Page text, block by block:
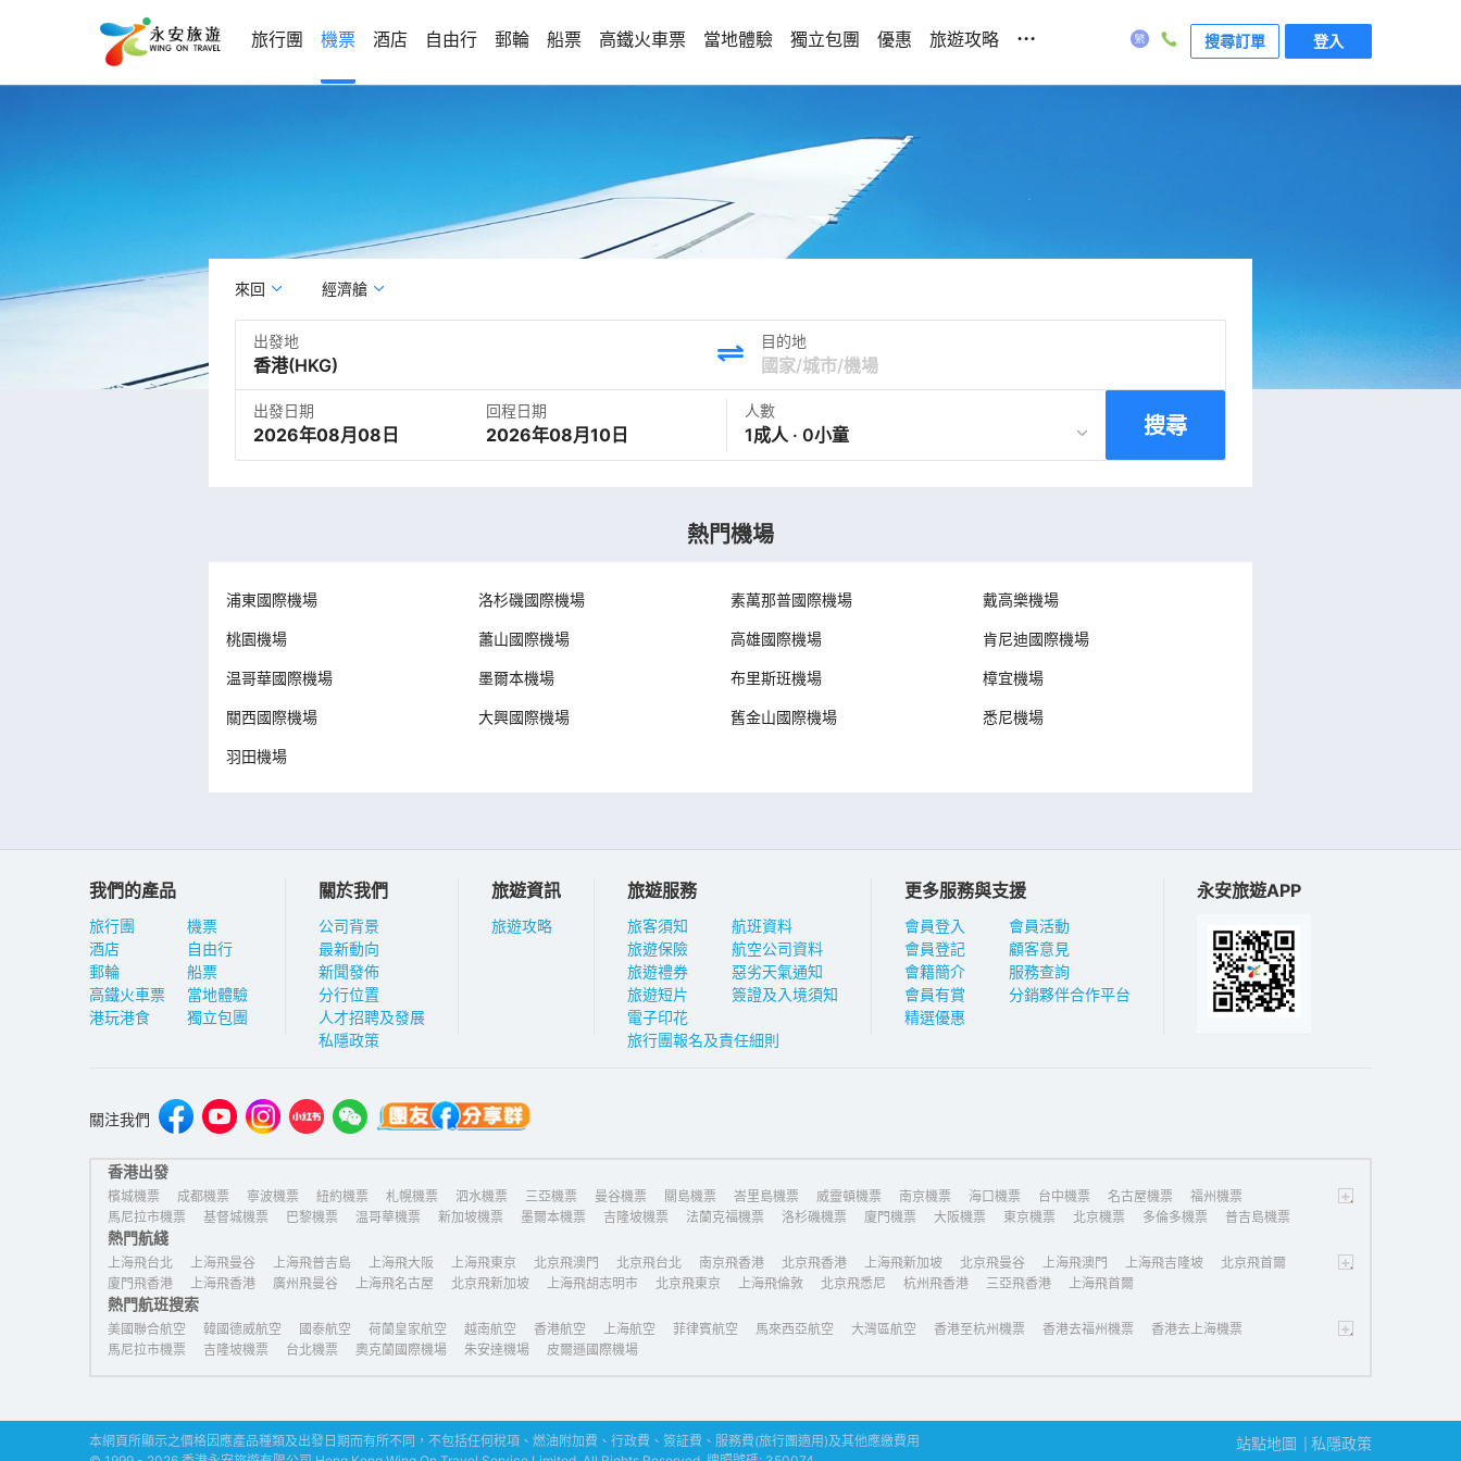
旅行團 機票 酒店 自由行 郵輪 船票 高鐵火車票 當地體驗 獨立包團 優惠 旅遊攻略 ... 搜尋訂單 登入
來回 經濟艙
出發地 目的地
出發日期
2026年08月08日
回程日期
2026年08月10日
人數
1成人 · 0小童 搜尋
熱門機場
浦東國際機場 洛杉磯國際機場 素萬那普國際機場 戴高樂機場
桃園機場 蕭山國際機場 高雄國際機場 肯尼迪國際機場
温哥華國際機場 墨爾本機場 布里斯班機場 樟宜機場
關西國際機場 大興國際機場 舊金山國際機場 悉尼機場
羽田機場
我們的產品
旅行團
酒店
郵輪
高鐵火車票
港玩港食
機票
自由行
船票
當地體驗
獨立包團
關於我們
公司背景
最新動向
新聞發佈
分行位置
人才招聘及發展
私隱政策
旅遊資訊
旅遊攻略
旅遊服務
旅客須知
旅遊保險
旅遊禮券
旅遊短片
電子印花
航班資料
航空公司資料
惡劣天氣通知
簽證及入境須知
旅行團報名及責任細則
更多服務與支援
會員登入
會員登記
會籍簡介
會員有賞
精選優惠
會員活動
顧客意見
服務查詢
分銷夥伴合作平台
永安旅遊APP
關注我們
香港出發
+
檳城機票 成都機票 寧波機票 紐約機票 札幌機票 泗水機票 三亞機票 曼谷機票 關島機票 峇里島機票 威靈頓機票 南京機票 海口機票 台中機票 名古屋機票
福州機票
馬尼拉市機票
基督城機票 巴黎機票 温哥華機票 新加坡機票 墨爾本機票 吉隆坡機票 法蘭克福機票 洛杉磯機票 廈門機票 大阪機票 東京機票 北京機票 多倫多機票
普吉島機票
上海機票
熱門航綫
+
上海飛台北 上海飛曼谷 上海飛普吉島 上海飛大阪 上海飛東京 北京飛澳門 北京飛台北 南京飛香港 北京飛香港 上海飛新加坡 北京飛曼谷 上海飛澳門 上海飛吉隆坡
北京飛首爾
廈門飛香港
上海飛香港 廣州飛曼谷 上海飛名古屋 北京飛新加坡 上海飛胡志明市 北京飛東京 上海飛倫敦 北京飛悉尼 杭州飛香港 三亞飛香港 上海飛首爾
熱門航班搜索
+
美國聯合航空 韓國德威航空 國泰航空 荷蘭皇家航空 越南航空 香港航空 上海航空 菲律賓航空 馬來西亞航空 大灣區航空 香港至杭州機票 香港去福州機票
香港去上海機票
馬尼拉市機票
吉隆坡機票 台北機票 奧克蘭國際機場 朱安達機場 皮爾遜國際機場
本網頁所顯示之價格因應產品種類及出發日期而有所不同，不包括任何稅項、燃油附加費、行政費、簽証費、服務費(旅行團適用)及其他應繳費用
站點地圖 私隱政策